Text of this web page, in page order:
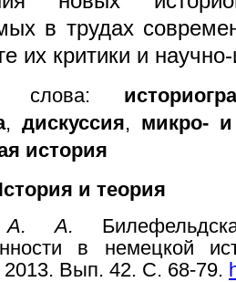
в трудах
их критики и
слова:
, дискуссия, микро-
история
и теория
А. А.
в немецкой
Вып. 42. С. 68-79.